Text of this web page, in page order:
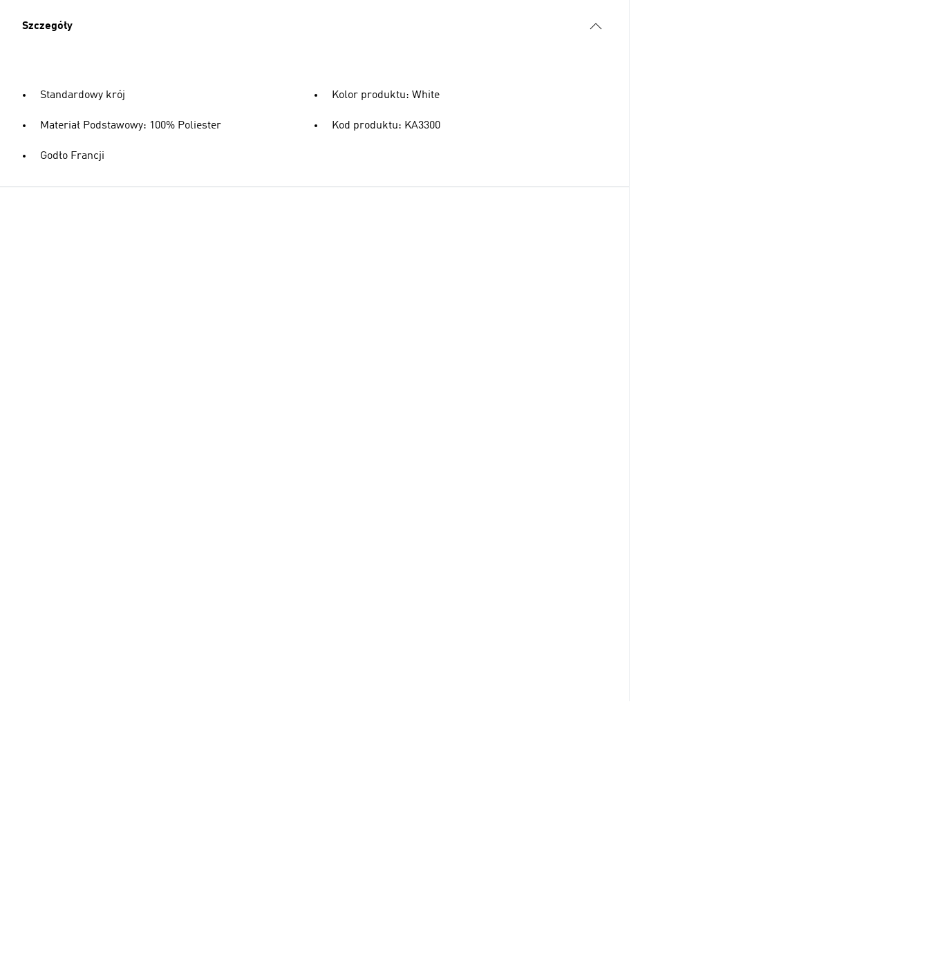
Szczegóły
Standardowy krój
Materiał Podstawowy: 100% Poliester
Godło Francji
Kolor produktu: White
Kod produktu: KA3300